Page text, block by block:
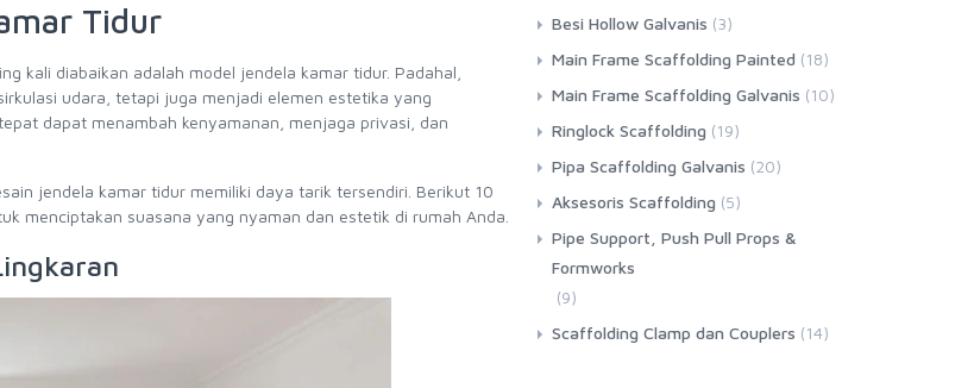
Tidur
kali diabaikan adalah model jendela kamar tidur. Padahal,
udara, tetapi juga menjadi elemen estetika yang
dapat menambah kenyamanan, menjaga privasi, dan
jendela kamar tidur memiliki daya tarik tersendiri. Berikut 10
menciptakan suasana yang nyaman dan estetik di rumah Anda.
Besi Hollow Galvanis (3)
Main Frame Scaffolding Painted (18)
Main Frame Scaffolding Galvanis (10)
Ringlock Scaffolding (19)
Pipa Scaffolding Galvanis (20)
Aksesoris Scaffolding (5)
Pipe Support, Push Pull Props &
Formworks
(9)
Scaffolding Clamp dan Couplers (14)